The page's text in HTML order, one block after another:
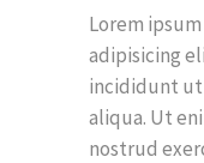
Lorem
adipisicing
incididunt ut
aliqua. Ut
nostrud